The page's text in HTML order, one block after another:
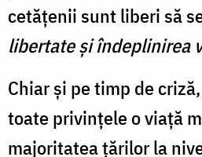
cetățenii sunt liberi să
libertate şi îndeplinirea
Chiar şi pe timp de
toate privințele o viață
majoritatea țărilor la